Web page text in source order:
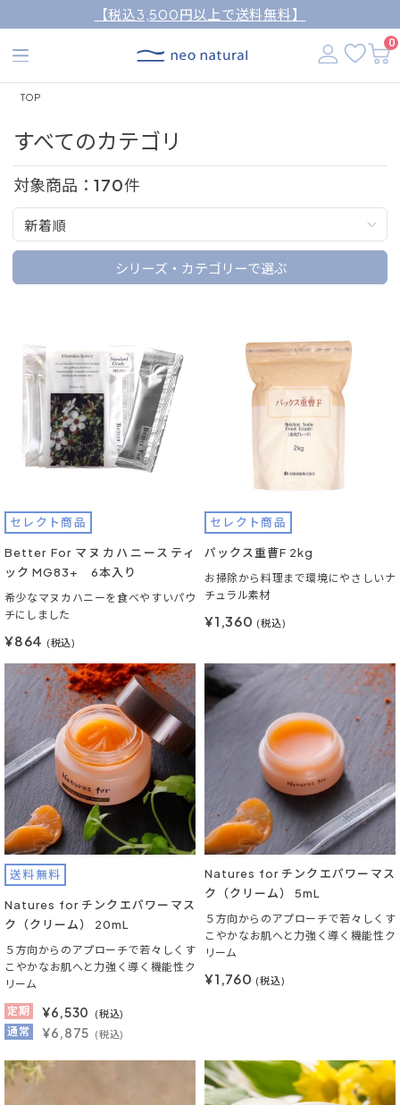
【税込3,500円以上で送料無料】
0
TOP
すべてのカテゴリ
対象商品： 170件
新着順
シリーズ・カテゴリーで選ぶ
セレクト商品
Better For マヌカハニースティ
ック MG83+ 6本入り
希少なマヌカハニーを食べやすいパウ
チにしました
¥864 (税込)
セレクト商品
パックス重曹F 2kg
お掃除から料理まで環境にやさしいナ
チュラル素材
¥1,360 (税込)
送料無料
Natures for チンクエパワーマス
ク（クリーム） 20mL
５方向からのアプローチで若々しくす
こやかなお肌へと力強く導く機能性ク
リーム
定期
¥6,530 (税込)
通常 ¥6,875 (税込)
Natures for チンクエパワーマス
ク（クリーム） 5mL
５方向からのアプローチで若々しくす
こやかなお肌へと力強く導く機能性ク
リーム
¥1,760 (税込)